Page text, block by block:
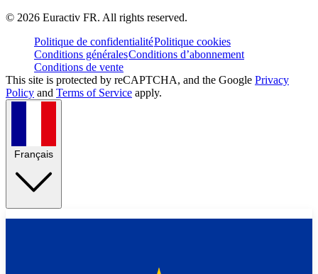
© 2026 Euractiv FR. All rights reserved.
Politique de confidentialitéPolitique cookies
Conditions généralesConditions d’abonnement
Conditions de vente
This site is protected by reCAPTCHA, and the Google Privacy
Policy and Terms of Service apply.
Français